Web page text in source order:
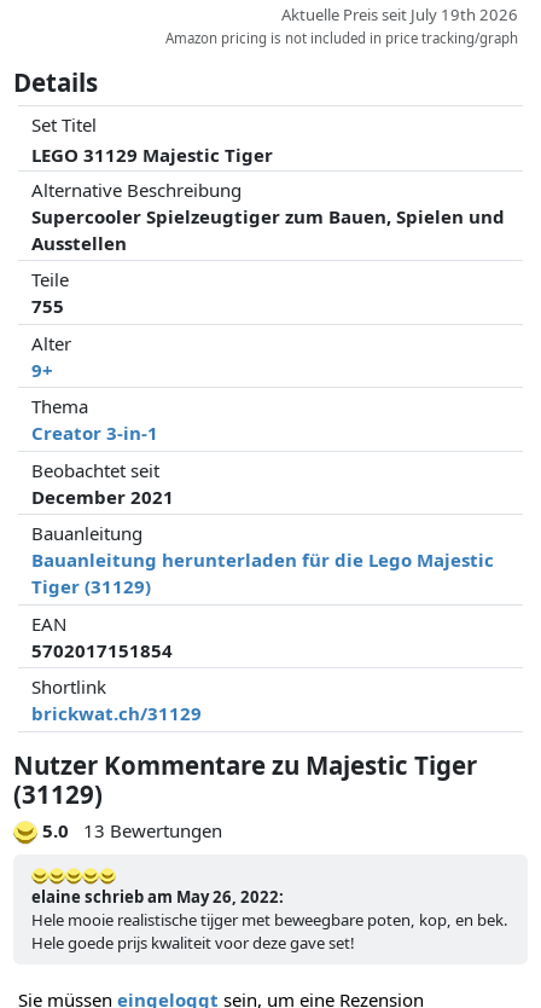
Aktuelle Preis seit July 19th 2026
Amazon pricing is not included in price tracking/graph
Details
Set Titel
LEGO 31129 Majestic Tiger
Alternative Beschreibung
Supercooler Spielzeugtiger zum Bauen, Spielen und
Ausstellen
Teile
755
Alter
9+
Thema
Creator 3-in-1
Beobachtet seit
December 2021
Bauanleitung
Bauanleitung herunterladen für die Lego Majestic
Tiger (31129)
EAN
5702017151854
Shortlink
brickwat.ch/31129
Nutzer Kommentare zu Majestic Tiger
(31129)
5.0 13 Bewertungen
elaine schrieb am May 26, 2022:
Hele mooie realistische tijger met beweegbare poten, kop, en bek.
Hele goede prijs kwaliteit voor deze gave set!
Sie müssen eingeloggt sein, um eine Rezension